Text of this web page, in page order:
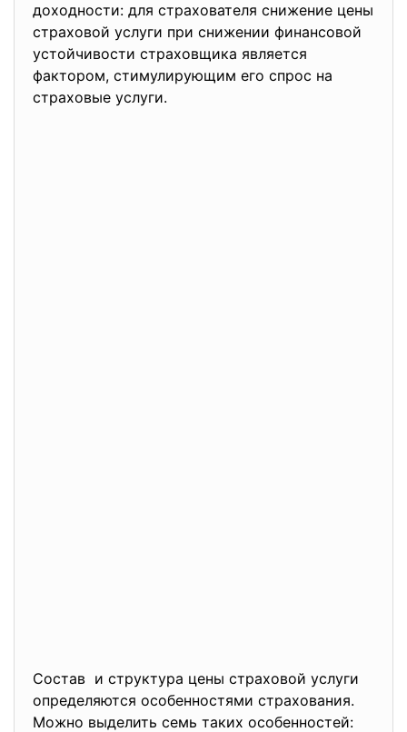
доходности: для страхователя снижение цены
страховой услуги при снижении финансовой
устойчивости страховщика является
фактором, стимулирующим его спрос на
страховые услуги.
Состав и структура цены страховой услуги
определяются особенностями страхования.
Можно выделить семь таких особенностей: